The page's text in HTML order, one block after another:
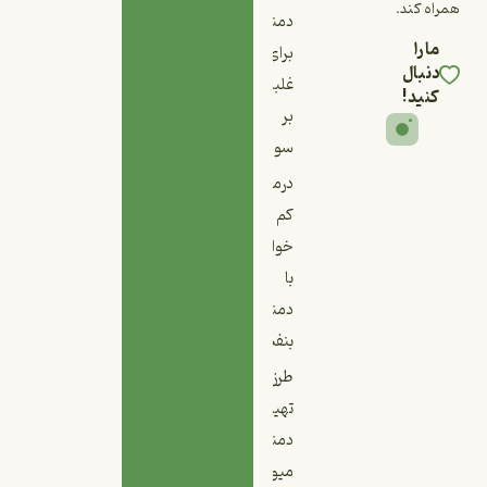
همراه کند.
ما را
دنبال
کنید!
دمنوش
برای
غلبه
بر
سودا
درمان
کم
خوابی
با
دمنوش
بنفشه
طرز
تهیه
دمنوش
میوه